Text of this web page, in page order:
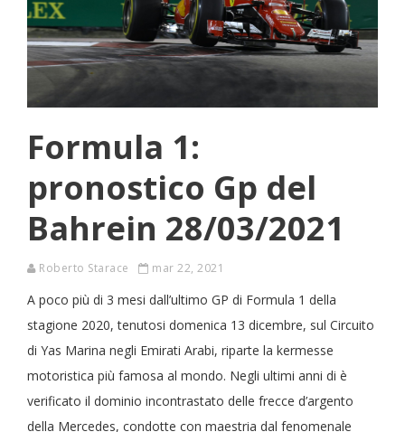
Formula 1:
pronostico Gp del
Bahrein 28/03/2021
Roberto Starace mar 22, 2021
A poco più di 3 mesi dall’ultimo GP di Formula 1 della
stagione 2020, tenutosi domenica 13 dicembre, sul Circuito
di Yas Marina negli Emirati Arabi, riparte la kermesse
motoristica più famosa al mondo. Negli ultimi anni di è
verificato il dominio incontrastato delle frecce d’argento
della Mercedes, condotte con maestria dal fenomenale